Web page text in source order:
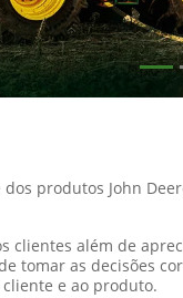
produtos John
clientes além de
tomar as decisões
e ao produto.